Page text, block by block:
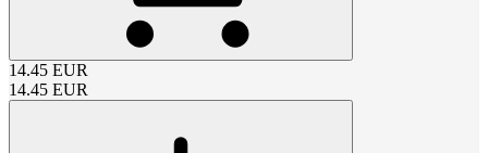
14.45 EUR
14.45 EUR